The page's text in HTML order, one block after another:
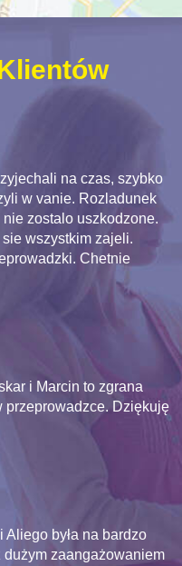
na czas, szybko
w vanie. Rozladunek
zostalo uszkodzone.
wszystkim zajeli.
Chetnie
i Marcin to zgrana
przeprowadzce. Dziękuję
Aliego była na bardzo
zaangażowaniem